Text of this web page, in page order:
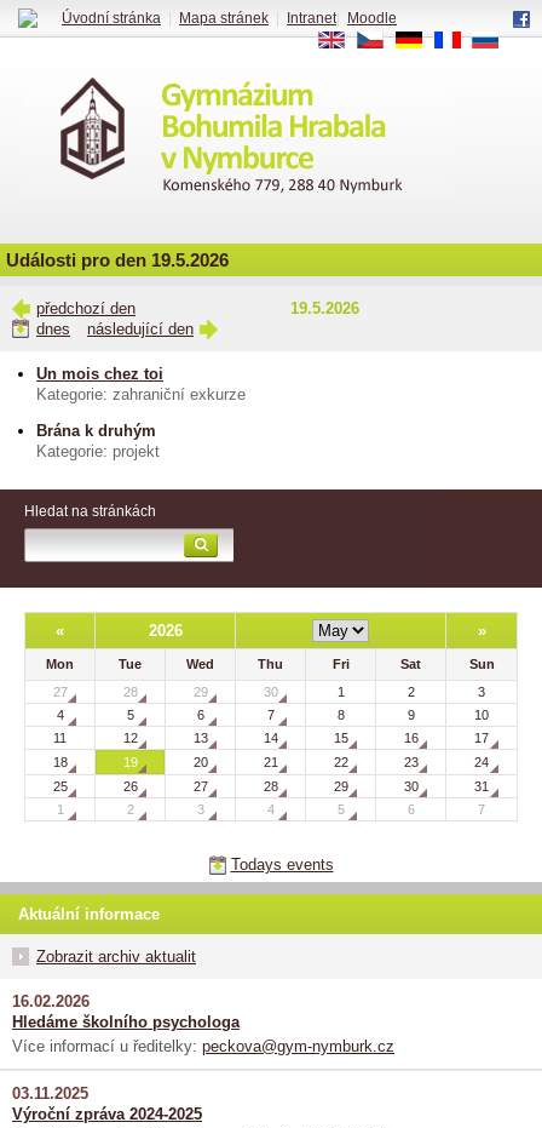
Události pro den 19.5.2026
předchozí den
19.5.2026
dnes
následující den
Un mois chez toi
Kategorie: zahraniční exkurze
Brána k druhým
Kategorie: projekt
Hledat na stránkách
« 2026 »
Mon Tue Wed Thu Fri Sat
Sun
27
28 29 30 1 2
3
4
5 6 7 8 9
10
11
12 13 14 15 16
17
18
19 20 21 22 23
24
25
26 27 28 29 30
31
1
2 3 4 5 6 7
Todays events
Aktuální informace
Zobrazit archiv aktualit
16.02.2026
Hledáme školního psychologa
Více informací u ředitelky: peckova@gym-nymburk.cz
03.11.2025
Výroční zpráva 2024-2025
Úvodní stránka Mapa stránek Intranet|
Moodle
EN
CS DE FR RU